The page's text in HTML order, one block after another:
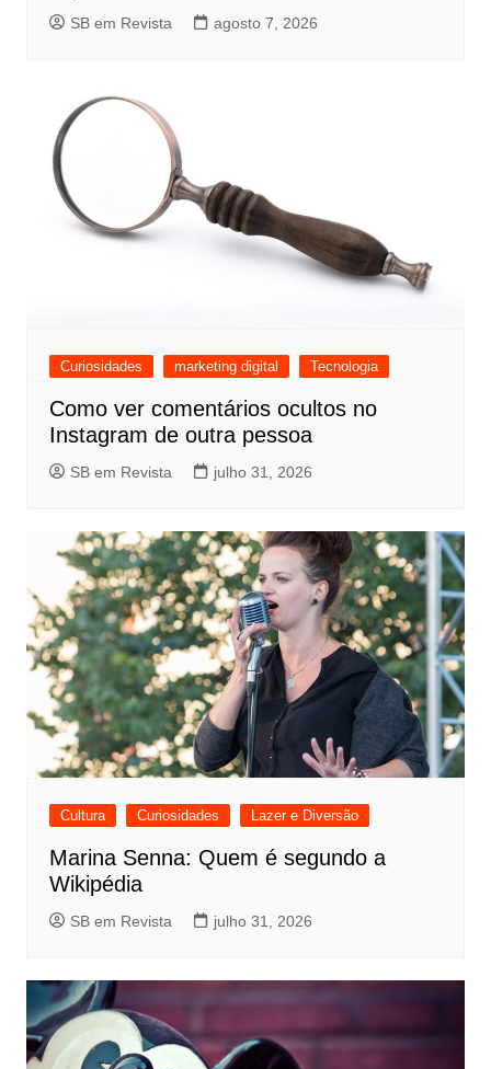
SB em Revista agosto 7, 2026
Curiosidades marketing digital Tecnologia
Como ver comentários ocultos no
Instagram de outra pessoa
SB em Revista julho 31, 2026
Cultura Curiosidades Lazer e Diversão
Marina Senna: Quem é segundo a
Wikipédia
SB em Revista julho 31, 2026